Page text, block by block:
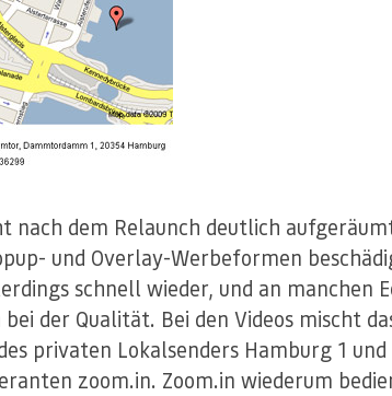
nach dem Relaunch deutlich
und Overlay-Werbeformen
schnell wieder, und an manchen
der Qualität. Bei den Videos mischt
privaten Lokalsenders Hamburg 1 und
zoom.in. Zoom.in wiederum